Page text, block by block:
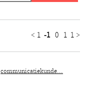
< 1 -1 0 1 1 >
communicatiekunde...